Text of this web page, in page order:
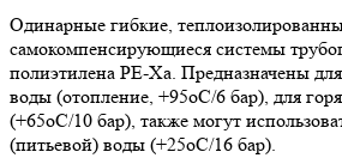
Одинарные гибкие,
самокомпенсирующиеся системы
полиэтилена РЕ-Ха. Предназначены
воды (отопление, +95оС/6 бар), для
(+65оС/10 бар), также могут
(питьевой) воды (+25оС/16 бар).